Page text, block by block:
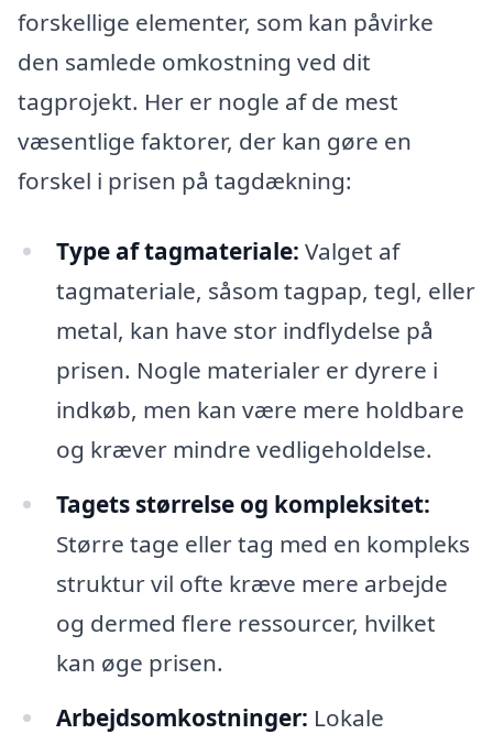
forskellige elementer, som kan påvirke
den samlede omkostning ved dit
tagprojekt. Her er nogle af de mest
væsentlige faktorer, der kan gøre en
forskel i prisen på tagdækning:
Type af tagmateriale: Valget af
tagmateriale, såsom tagpap, tegl, eller
metal, kan have stor indflydelse på
prisen. Nogle materialer er dyrere i
indkøb, men kan være mere holdbare
og kræver mindre vedligeholdelse.
Tagets størrelse og kompleksitet:
Større tage eller tag med en kompleks
struktur vil ofte kræve mere arbejde
og dermed flere ressourcer, hvilket
kan øge prisen.
Arbejdsomkostninger: Lokale